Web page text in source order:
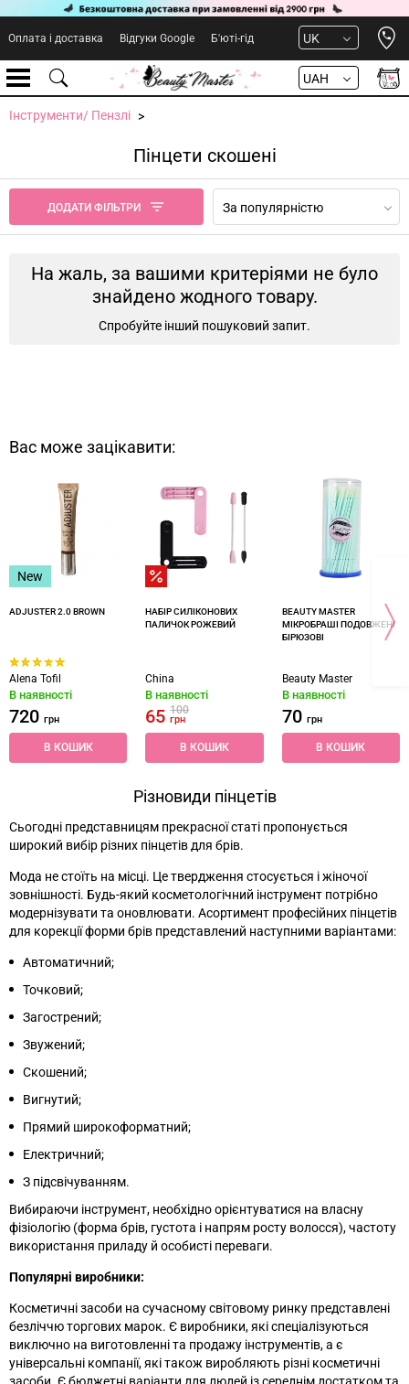
Оплата і доставка Відгуки Google Б'юті-гід UK
UAH
Інструменти/ Пензлі
Пінцети скошені
ДОДАТИ ФІЛЬТРИ За популярністю
На жаль, за вашими критеріями не було
знайдено жодного товару.
Спробуйте інший пошуковий запит.
Вас може зацікавити:
New
ADJUSTER 2.0 BROWN
Alena Tofil
В наявності
720 грн
В КОШИК
НАБІР СИЛІКОНОВИХ
ПАЛИЧОК РОЖЕВИЙ
China
В наявності
65100
грн
В КОШИК
BEAUTY MASTER
МІКРОБРАШІ ПОДОВЖЕНІ
БІРЮЗОВІ
Beauty Master
В наявності
70 грн
В КОШИК
Різновиди пінцетів
Сьогодні представницям прекрасної статі пропонується
широкий вибір різних пінцетів для брів.
Мода не стоїть на місці. Це твердження стосується і жіночої
зовнішності. Будь-який косметологічний інструмент потрібно
модернізувати та оновлювати. Асортимент професійних пінцетів
для корекції форми брів представлений наступними варіантами:
Автоматичний;
Точковий;
Загострений;
Звужений;
Скошений;
Вигнутий;
Прямий широкоформатний;
Електричний;
З підсвічуванням.
Вибираючи інструмент, необхідно орієнтуватися на власну
фізіологію (форма брів, густота і напрям росту волосся), частоту
використання приладу й особисті переваги.
Популярні виробники:
Косметичні засоби на сучасному світовому ринку представлені
безліччю торгових марок. Є виробники, які спеціалізуються
виключно на виготовленні та продажу інструментів, а є
універсальні компанії, які також виробляють різні косметичні
засоби. Є бюджетні варіанти для людей із середнім достатком та